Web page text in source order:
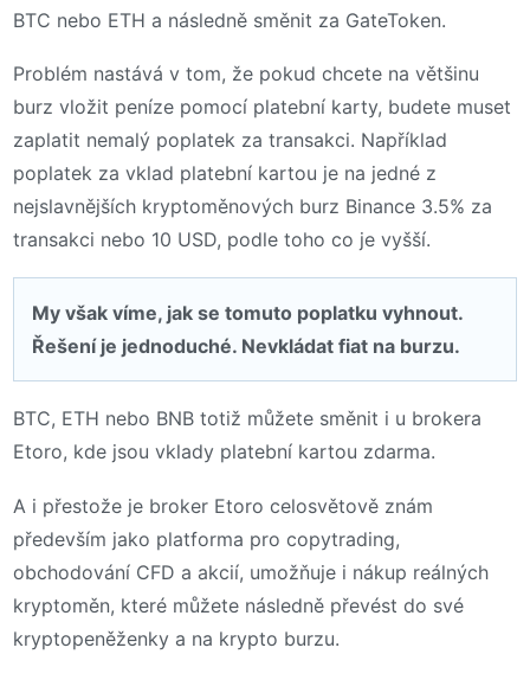
BTC nebo ETH a následně směnit za GateToken.
Problém nastává v tom, že pokud chcete na většinu
burz vložit peníze pomocí platební karty, budete muset
zaplatit nemalý poplatek za transakci. Například
poplatek za vklad platební kartou je na jedné z
nejslavnějších kryptoměnových burz Binance 3.5% za
transakci nebo 10 USD, podle toho co je vyšší.
My však víme, jak se tomuto poplatku vyhnout.
Řešení je jednoduché. Nevkládat fiat na burzu.
BTC, ETH nebo BNB totiž můžete směnit i u brokera
Etoro, kde jsou vklady platební kartou zdarma.
A i přestože je broker Etoro celosvětově znám
především jako platforma pro copytrading,
obchodování CFD a akcií, umožňuje i nákup reálných
kryptoměn, které můžete následně převést do své
kryptopeněženky a na krypto burzu.